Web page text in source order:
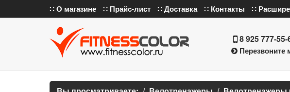
∷ О магазине ∷ Прайс-лист ∷ Доставка ∷ Контакты ∷
8 925 777-55-
Перезвоните